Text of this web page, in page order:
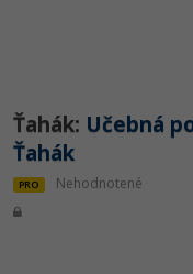
Ťahák: Učebná
Ťahák
PRO Nehodnotené